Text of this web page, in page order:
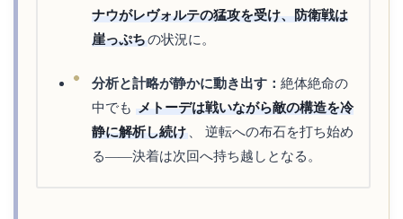
ナウがレヴォルテの猛攻を受け、防衛戦は
崖っぷちの状況に。
分析と計略が静かに動き出す： 絶体絶命の
中でも メトーデは戦いながら敵の構造を冷
静に解析し続け
、 逆転への布石を打ち始め
る——決着は次回へ持ち越しとなる。